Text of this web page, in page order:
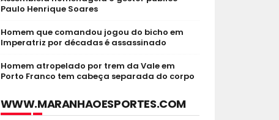
Paulo Henrique Soares
Homem que comandou jogou do bicho em
Imperatriz por décadas é assassinado
Homem atropelado por trem da Vale em
Porto Franco tem cabeça separada do corpo
WWW.MARANHAOESPORTES.COM